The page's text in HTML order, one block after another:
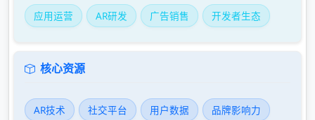
应用运营 AR研发 广告销售 开发者生态
核心资源
AR技术 社交平台 用户数据 品牌影响力